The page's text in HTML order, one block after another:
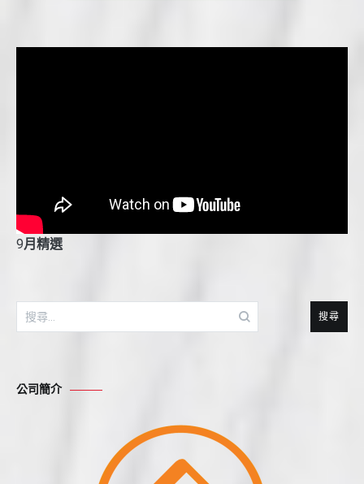
9月精選
搜
尋
字:
公司簡介